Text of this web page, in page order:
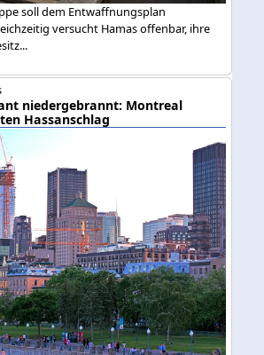
soll dem Entwaffnungsplan
versucht Hamas offenbar, ihre
niedergebrannt: Montreal
Hassanschlag